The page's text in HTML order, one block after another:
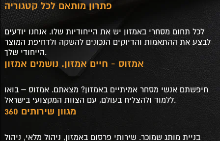
פתרון מותאם לכל קטגוריה
לכל תחום מסחרי באמזון יש את הייחודיות שלו. אנחנו יודעים
לבצע את ההתאמות והדיוקים הנכונים להשקה ולדחיפת המוצר
הייחודי שלך.
אמזוס - חיים אמזון. נושמים אמזון
חיפשתם אנשי מסחר אמיתיים באמזון? מצאתם. אמזוס – בואו
ללמוד ולהצליח בעולם, עם הצוות המקצועי בישראל.
מגוון שירותים 360
בניית מותג שמוכר. שירותי פרסום באמזון, ניהול מלאי, ניהול